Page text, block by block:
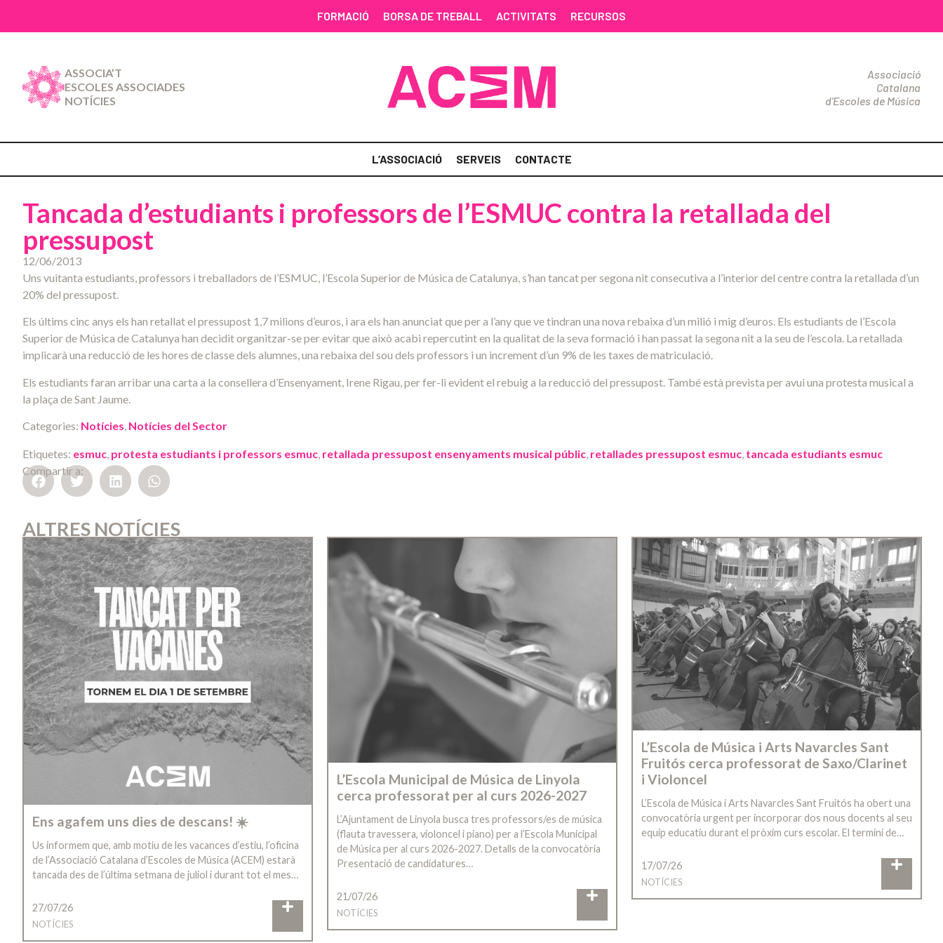
FORMACIÓ BORSA DE TREBALL ACTIVITATS RECURSOS
ASSOCIA’T
ESCOLES ASSOCIADES
NOTÍCIES
Associació
Catalana
d'Escoles de Música
L’ASSOCIACIÓ SERVEIS CONTACTE
Tancada d’estudiants i professors de l’ESMUC contra la retallada del
pressupost
12/06/2013
Uns vuitanta estudiants, professors i treballadors de l’ESMUC, l’Escola Superior de Música de Catalunya, s’han tancat per segona nit consecutiva a l’interior del centre contra la retallada d’un
20% del pressupost.
Els últims cinc anys els han retallat el pressupost 1,7 milions d’euros, i ara els han anunciat que per a l’any que ve tindran una nova rebaixa d’un milió i mig d’euros. Els estudiants de l’Escola
Superior de Música de Catalunya han decidit organitzar-se per evitar que això acabi repercutint en la qualitat de la seva formació i han passat la segona nit a la seu de l’escola. La retallada
implicarà una reducció de les hores de classe dels alumnes, una rebaixa del sou dels professors i un increment d’un 9% de les taxes de matriculació.
Els estudiants faran arribar una carta a la consellera d’Ensenyament, Irene Rigau, per fer-li evident el rebuig a la reducció del pressupost. També està prevista per avui una protesta musical a
la plaça de Sant Jaume.
Categories: Notícies, Notícies del Sector
Etiquetes: esmuc, protesta estudiants i professors esmuc, retallada pressupost ensenyaments musical públic, retallades pressupost esmuc, tancada estudiants esmuc
Compartir a:
ALTRES NOTÍCIES
Ens agafem uns dies de descans! ☀️
Us informem que, amb motiu de les vacances d’estiu, l’oficina
de l’Associació Catalana d’Escoles de Música (ACEM) estarà
tancada des de l’última setmana de juliol i durant tot el mes…
27/07/26
NOTÍCIES
L’Escola Municipal de Música de Linyola
cerca professorat per al curs 2026-2027
L’Ajuntament de Linyola busca tres professors/es de música
(flauta travessera, violoncel i piano) per a l’Escola Municipal
de Música per al curs 2026-2027. Detalls de la convocatòria
Presentació de candidatures…
21/07/26
NOTÍCIES
L’Escola de Música i Arts Navarcles Sant
Fruitós cerca professorat de Saxo/Clarinet
i Violoncel
L’Escola de Música i Arts Navarcles Sant Fruitós ha obert una
convocatòria urgent per incorporar dos nous docents al seu
equip educatiu durant el pròxim curs escolar. El termini de…
17/07/26
NOTÍCIES